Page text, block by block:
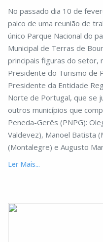
No passado dia 10 de
palco de uma reunião de
único Parque Nacional do
Municipal de Terras de
principais figuras do setor,
Presidente do Turismo de
Presidente da Entidade
Norte de Portugal, que se
outros municípios que
Peneda-Gerês (PNPG):
Valdevez), Manoel Batista
(Montalegre) e Augusto
Ler Mais...